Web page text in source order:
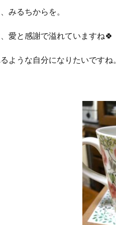
みるちからを。
愛と感謝で溢れていますね🍀
ような自分になりたいですね